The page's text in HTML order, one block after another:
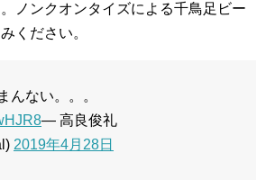
ノンクオンタイズによる千鳥足ビー
ください。
んない。。。
— 高良俊礼
2019年4月28日